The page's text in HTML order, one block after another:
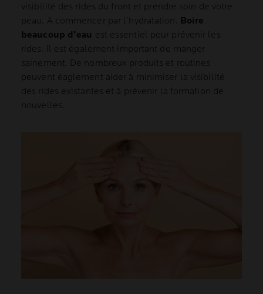
visibilité des rides du front et prendre soin de votre
peau. A commencer par l’hydratation.
Boire
beaucoup d’eau est essentiel pour prévenir les
rides. Il est également important de manger
sainement. De nombreux produits et routines
peuvent éaglement aider à minimiser la visibilité
des rides existantes et à prévenir la formation de
nouvelles.